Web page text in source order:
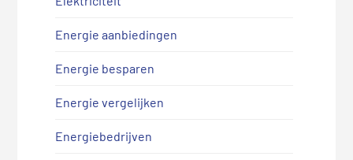
Energie aanbiedingen
Energie besparen
Energie vergelijken
Energiebedrijven